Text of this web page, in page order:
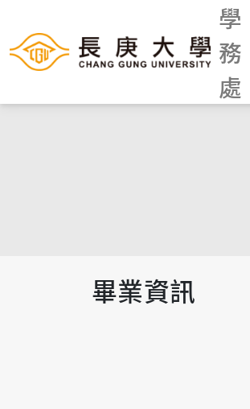
學
務
處
畢業資訊